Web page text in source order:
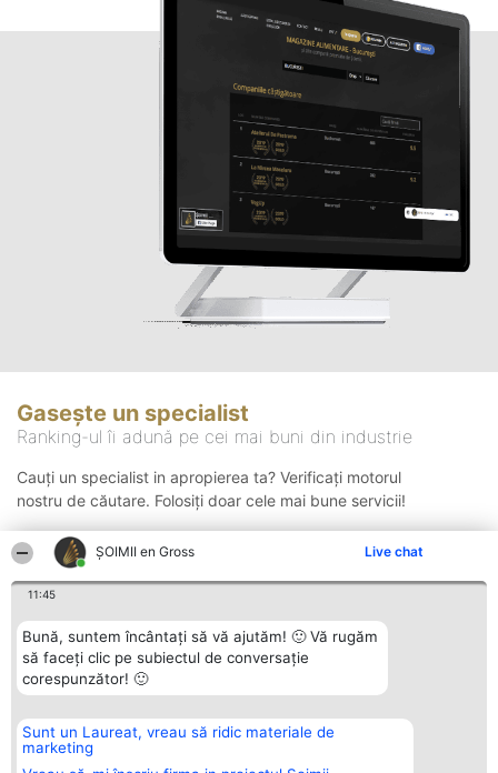
ȘOIMII en Gross Live chat
11:45
Bună, suntem încântați să vă ajutăm! 🙂 Vă rugăm
să faceți clic pe subiectul de conversație
corespunzător! 🙂
Sunt un Laureat, vreau să ridic materiale de
marketing
Gasește un specialist
Ranking-ul îi adună pe cei mai buni din industrie
Cauți un specialist in apropierea ta? Verificați motorul
nostru de căutare. Folosiți doar cele mai bune servicii!
Organizator Ranking
BRIGHT SOLUTIONS BR SRL
Aleea Timisul De Sus 2 Bl. A30
Plebiscyt
Lista Tuturor
Contact